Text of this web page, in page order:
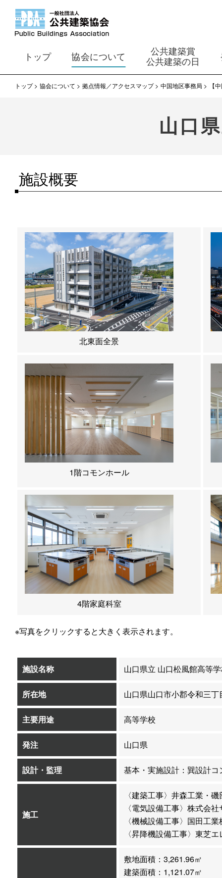
トップ 協会について
公共建築賞
公共建築の日
トップ 協会について 拠点情報／アクセスマップ 中国地区事務局 【
山口
施設概要
北東面全景
1階コモンホール
4階家庭科室
※写真をクリックすると大きく表示されます。
施設名称 山口県立 山口松風館高等
所在地 山口県山口市小郡令和三丁
主要用途 高等学校
発注 山口県
設計・監理 基本・実施設計：巽設計
施工
〈建築工事〉井森工業・
〈電気設備工事〉株式会
〈機械設備工事〉国田工
〈昇降機設備工事〉東芝
敷地面積：3,261.96㎡
建築面積：1,121.07㎡